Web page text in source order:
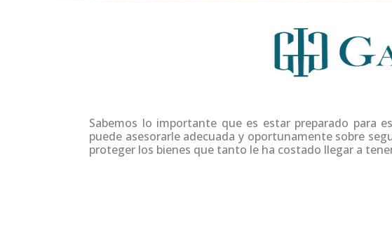
Sabemos lo importante que es estar preparado para
puede asesorarle adecuada y oportunamente sobre
proteger los bienes que tanto le ha costado llegar a